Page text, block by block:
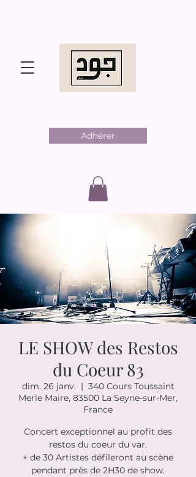
Adhérer
LE SHOW des Restos
du Coeur 83
dim. 26 janv.
  |
340 Cours Toussaint
Merle Maire, 83500 La Seyne-sur-Mer,
France
Concert exceptionnel au profit des
restos du coeur du var.
+ de 30 Artistes défileront au scène
pendant près de 2H30 de show.